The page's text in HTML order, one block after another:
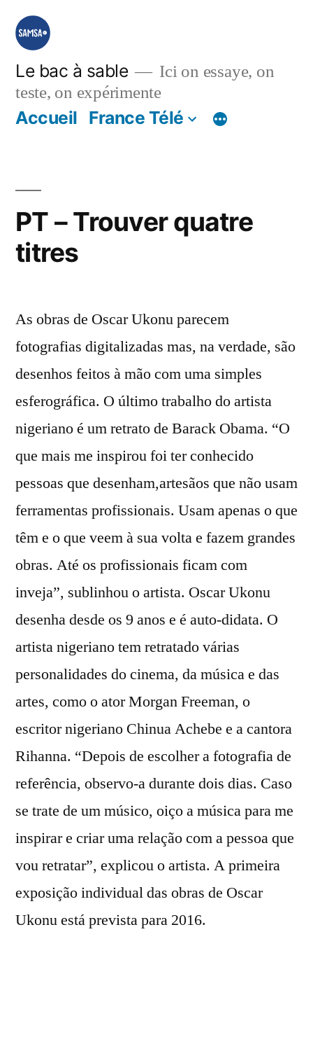
Aller
contenu
Le bac à sable
Ici on essaye, on
teste, on expérimente
Accueil France Télé
PT – Trouver quatre
titres
As obras de Oscar Ukonu parecem
fotografias digitalizadas mas, na verdade, são
desenhos feitos à mão com uma simples
esferográfica. O último trabalho do artista
nigeriano é um retrato de Barack Obama. “O
que mais me inspirou foi ter conhecido
pessoas que desenham,artesãos que não usam
ferramentas profissionais. Usam apenas o que
têm e o que veem à sua volta e fazem grandes
obras. Até os profissionais ficam com
inveja”, sublinhou o artista. Oscar Ukonu
desenha desde os 9 anos e é auto-didata. O
artista nigeriano tem retratado várias
personalidades do cinema, da música e das
artes, como o ator Morgan Freeman, o
escritor nigeriano Chinua Achebe e a cantora
Rihanna. “Depois de escolher a fotografia de
referência, observo-a durante dois dias. Caso
se trate de um músico, oiço a música para me
inspirar e criar uma relação com a pessoa que
vou retratar”, explicou o artista. A primeira
exposição individual das obras de Oscar
Ukonu está prevista para 2016.